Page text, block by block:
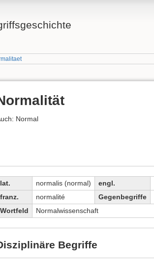
Normal
lat. normalis (normal) engl.
franz.
normalité
Gegenbegriffe
Wortfeld
Normalwissenschaft
Begriffe